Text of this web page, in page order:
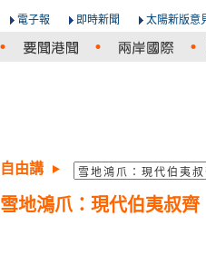
電子報 即時新聞 太陽新版意
自由講
雪地鴻爪：現代伯夷叔齊